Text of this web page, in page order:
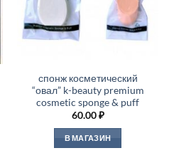
спонж косметический
“овал” k-beauty premium
cosmetic sponge & puff
60.00₽
В МАГАЗИН